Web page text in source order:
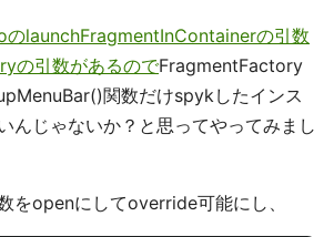
launchFragmentInContainerの引数
の引数があるのでFragmentFactory
関数だけspykしたインス
んじゃないか？と思ってやってみまし
をopenにしてoverride可能にし、